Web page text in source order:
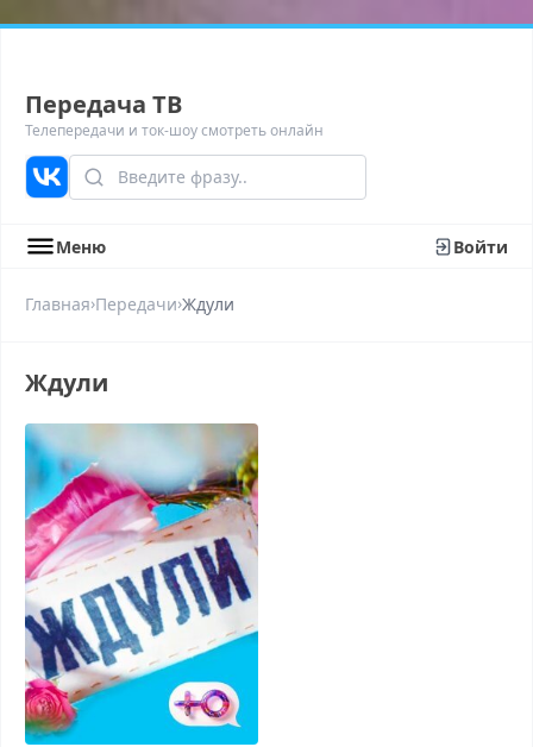
Передача ТВ
Телепередачи и ток-шоу смотреть онлайн
Меню Войти
Главная›Передачи›Ждули
Ждули